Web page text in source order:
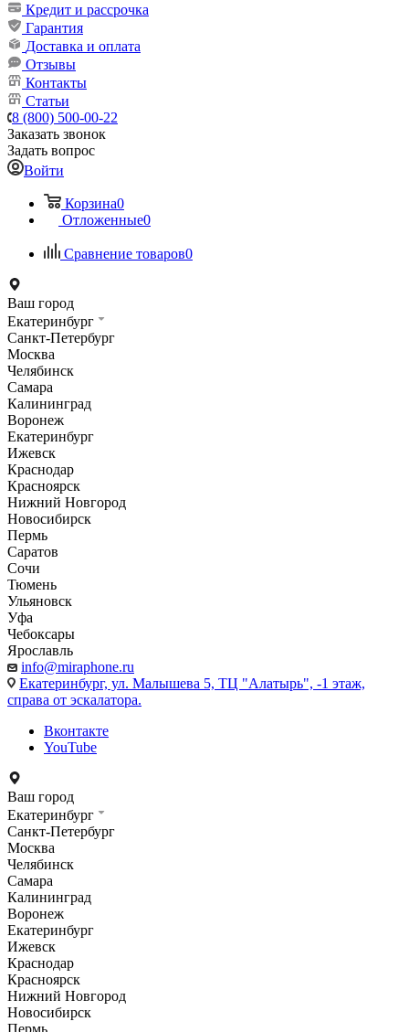
Кредит и рассрочка
Гарантия
Доставка и оплата
Отзывы
Контакты
Статьи
8 (800) 500-00-22
Заказать звонок
Задать вопрос
Войти
Корзина0
Отложенные0
Сравнение товаров0
Ваш город
Екатеринбург
Санкт-Петербург
Москва
Челябинск
Самара
Калининград
Воронеж
Екатеринбург
Ижевск
Краснодар
Красноярск
Нижний Новгород
Новосибирск
Пермь
Саратов
Сочи
Тюмень
Ульяновск
Уфа
Чебоксары
Ярославль
info@miraphone.ru
Екатеринбург, ул. Малышева 5, ТЦ "Алатырь", -1 этаж,
справа от эскалатора.
Вконтакте
YouTube
Ваш город
Екатеринбург
Санкт-Петербург
Москва
Челябинск
Самара
Калининград
Воронеж
Екатеринбург
Ижевск
Краснодар
Красноярск
Нижний Новгород
Новосибирск
Пермь